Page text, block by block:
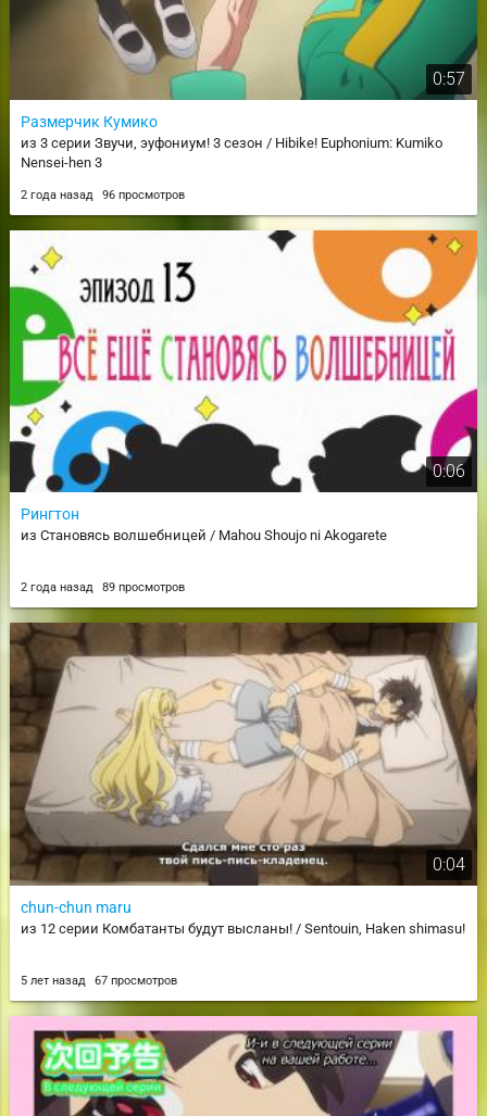
0:57
Размерчик Кумико
из 3 серии Звучи, эуфониум! 3 сезон / Hibike! Euphonium: Kumiko
Nensei-hen 3
2 года назад 96 просмотров
0:06
Рингтон
из Становясь волшебницей / Mahou Shoujo ni Akogarete
2 года назад 89 просмотров
0:04
chun-chun maru
из 12 серии Комбатанты будут высланы! / Sentouin, Haken shimasu!
5 лет назад 67 просмотров